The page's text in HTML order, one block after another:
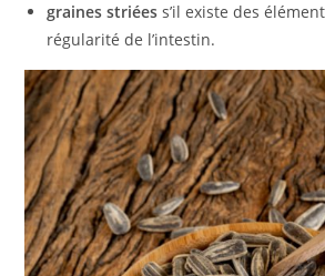
graines striées s’il existe des
régularité de l’intestin.